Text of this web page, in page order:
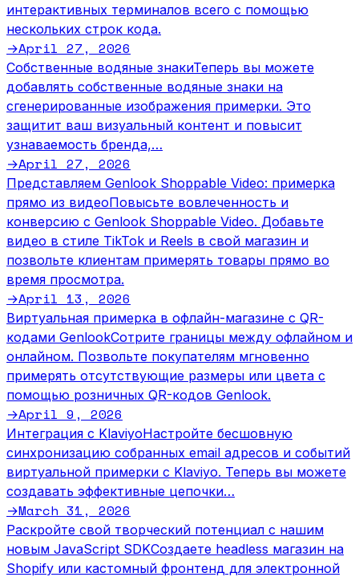
интерактивных терминалов всего с помощью
нескольких строк кода.
→April 27, 2026
Собственные водяные знакиТеперь вы можете
добавлять собственные водяные знаки на
сгенерированные изображения примерки. Это
защитит ваш визуальный контент и повысит
узнаваемость бренда,…
→April 27, 2026
Представляем Genlook Shoppable Video: примерка
прямо из видеоПовысьте вовлеченность и
конверсию с Genlook Shoppable Video. Добавьте
видео в стиле TikTok и Reels в свой магазин и
позвольте клиентам примерять товары прямо во
время просмотра.
→April 13, 2026
Виртуальная примерка в офлайн-магазине с QR-
кодами GenlookСотрите границы между офлайном и
онлайном. Позвольте покупателям мгновенно
примерять отсутствующие размеры или цвета с
помощью розничных QR-кодов Genlook.
→April 9, 2026
Интеграция с KlaviyoНастройте бесшовную
синхронизацию собранных email адресов и событий
виртуальной примерки с Klaviyo. Теперь вы можете
создавать эффективные цепочки…
→March 31, 2026
Раскройте свой творческий потенциал с нашим
новым JavaScript SDKСоздаете headless магазин на
Shopify или кастомный фронтенд для электронной